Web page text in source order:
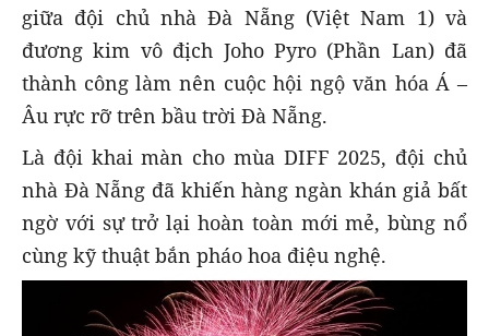
giữa đội chủ nhà Đà Nẵng (Việt Nam 1) và
đương kim vô địch Joho Pyro (Phần Lan) đã
thành công làm nên cuộc hội ngộ văn hóa Á –
Âu rực rỡ trên bầu trời Đà Nẵng.
Là đội khai màn cho mùa DIFF 2025, đội chủ
nhà Đà Nẵng đã khiến hàng ngàn khán giả bất
ngờ với sự trở lại hoàn toàn mới mẻ, bùng nổ
cùng kỹ thuật bắn pháo hoa điệu nghệ.